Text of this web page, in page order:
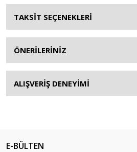
TAKSİT SEÇENEKLERİ
ÖNERİLERİNİZ
ALIŞVERİŞ DENEYİMİ
E-BÜLTEN